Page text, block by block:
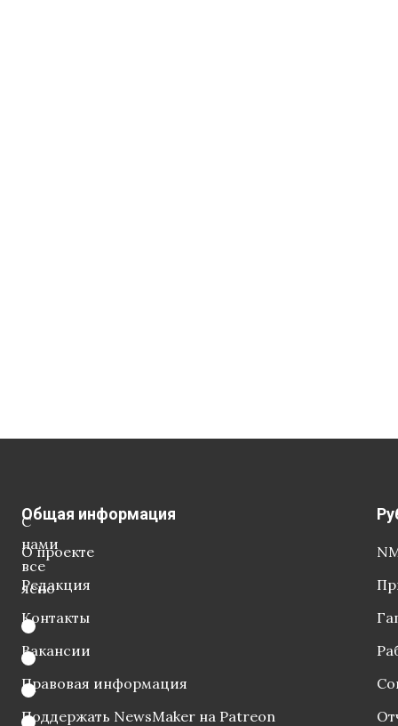
С
нами
все
ясно
Общая информация
О проекте
Редакция
Контакты
Вакансии
Правовая информация
Поддержать NewsMaker на Patreon